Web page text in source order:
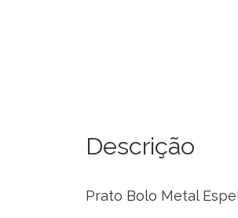
Descrição
Prato Bolo Metal